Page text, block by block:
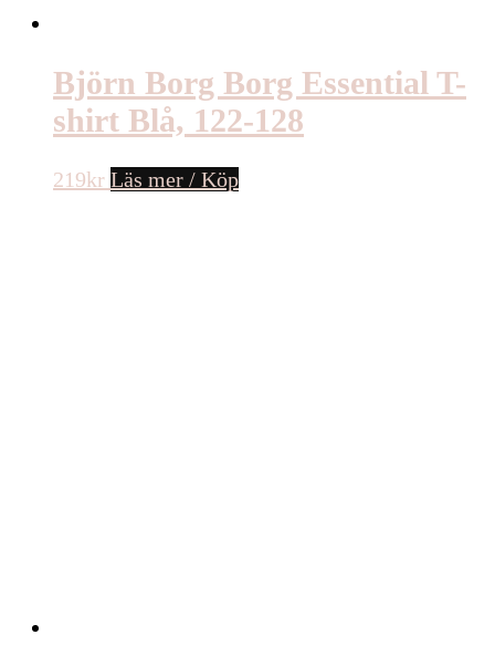
Björn Borg Borg Essential T-
shirt Blå, 122-128
219kr Läs mer / Köp